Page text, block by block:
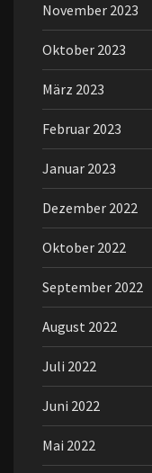
November 2023
Oktober 2023
März 2023
Februar 2023
Januar 2023
Dezember 2022
Oktober 2022
September 2022
August 2022
Juli 2022
Juni 2022
Mai 2022